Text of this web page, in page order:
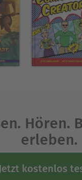
Hören.
erleben.
Jetzt kostenlos